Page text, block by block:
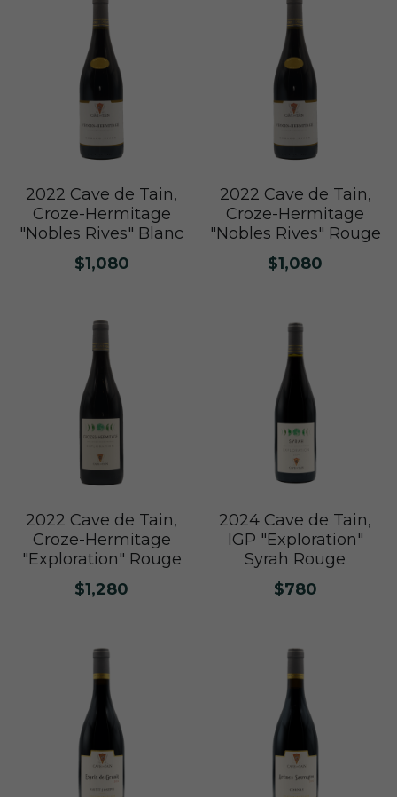
Le Petit Domaine de Gimios
Domaine du Pas de lEscalette
Domaine Leon Barral
Domaine Gardiés
Domaine Gauby
Weightstone 威石東酒莊
2022 Cave de Tain,
Croze-Hermitage
"Nobles Rives" Blanc
$1,080
2022 Cave de Tain,
Croze-Hermitage
"Nobles Rives" Rouge
$1,080
2022 Cave de Tain,
Croze-Hermitage
"Exploration" Rouge
$1,280
2024 Cave de Tain,
IGP "Exploration"
Syrah Rouge
$780